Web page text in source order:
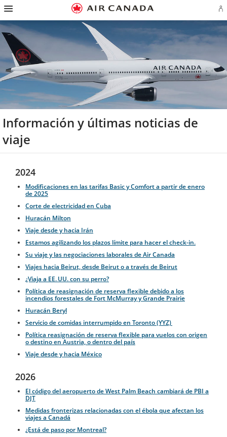
página
de
inicio
Omitir
pasar
la
pantalla
navegación
principal
Omitir
pasar
contenido
campo
de
búsqueda
Omitir
pasar
los
vínculos
pie
de
página
Omitir
pasar
mapa
del
sitio
Omitir
pasar
Contáctenos
Información y últimas noticias de
viaje
2024
Modificaciones en las tarifas Basic y Comfort a partir de enero
de 2025
Corte de electricidad en Cuba
Huracán Milton
Viaje desde y hacia Irán
Estamos agilizando los plazos límite para hacer el check-in.
Su viaje y las negociaciones laborales de Air Canada
Viajes hacia Beirut, desde Beirut o a través de Beirut
¿Viaja a EE. UU. con su perro?
Política de reasignación de reserva flexible debido a los
incendios forestales de Fort McMurray y Grande Prairie
Huracán Beryl
Servicio de comidas interrumpido en Toronto (YYZ)
Política reasignación de reserva flexible para vuelos con origen
o destino en Austria, o dentro del país
Viaje desde y hacia México
2026
El código del aeropuerto de West Palm Beach cambiará de PBI a
DJT
Medidas fronterizas relacionadas con el ébola que afectan los
viajes a Canadá
¿Está de paso por Montreal?